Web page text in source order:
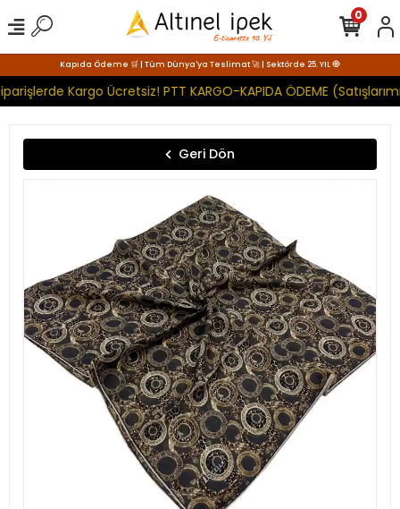
Kapıda Ödeme 🛒 | Tüm Dünya'ya Teslimat 🚀 | Sektörde 25. YIL 🧿
Kargo Ücretsiz! PTT KARGO-KAPIDA ÖDEME
0
Geri Dön